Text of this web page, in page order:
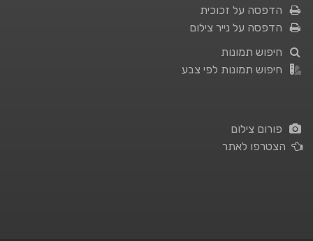
הדפסה על זכוכית
הדפסה על נייר צילום
חיפוש תמונות
חיפוש תמונות לפי צבע
פורום צילום
הצטרפו לאתר